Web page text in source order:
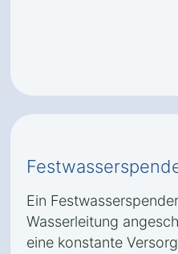
Ein
Wasserleitung
eine konstante